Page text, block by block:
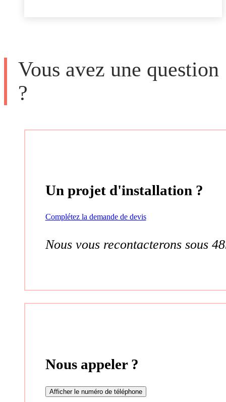
Vous avez une question
?
Un projet d'installation ?
Complétez la demande de devis
Nous vous recontacterons sous
Nous appeler ?
Afficher le numéro de téléphone